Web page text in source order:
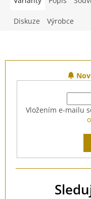
Diskuze Výrobce
Vložením e-mailu